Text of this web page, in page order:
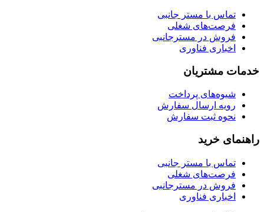
تماس با مستر جانبی
فرصت‌های شغلی
فروش در مسترجانبی
اخباری فناوری
خدمات مشتریان
شیوه‌های پرداخت
رویه ارسال سفارش
نحوه ثبت سفارش
راهنمای خرید
تماس با مستر جانبی
فرصت‌های شغلی
فروش در مسترجانبی
اخباری فناوری